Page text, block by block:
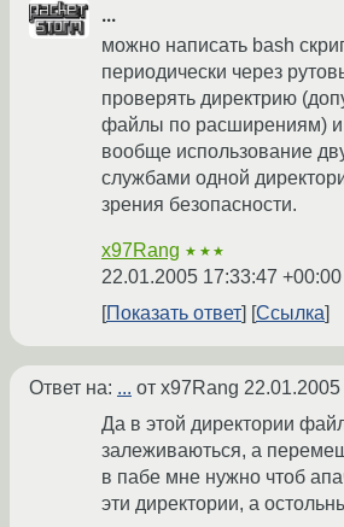
...
можно написать bash
периодически через
проверять директрию
файлы по расширениям) и
вообще использование
службами одной
зрения безопасности.
x97Rang ★★★
22.01.2005 17:33:47 +00:00
Показать ответ
Ссылка
Ответ на: ... от x97Rang
Да в этой директории
залеживаються, а
в пабе мне нужно чтоб
эти директории, а